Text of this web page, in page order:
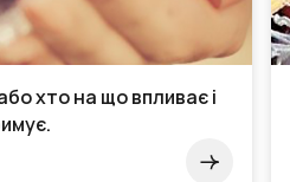
хто на що впливає і